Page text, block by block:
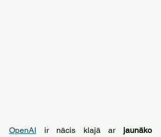
OpenAI ir nācis klajā ar